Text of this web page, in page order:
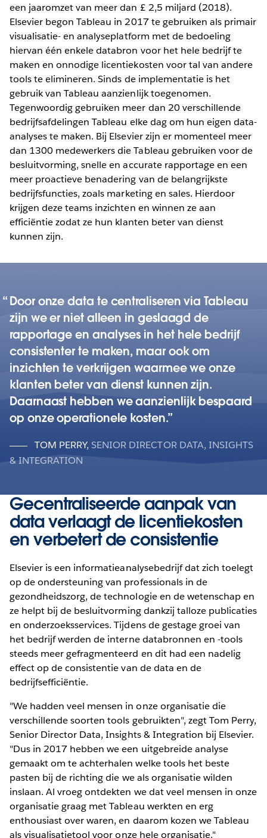
een jaaromzet van meer dan £ 2,5 miljard (2018).
Elsevier begon Tableau in 2017 te gebruiken als primair
visualisatie- en analyseplatform met de bedoeling
hiervan één enkele databron voor het hele bedrijf te
maken en onnodige licentiekosten voor tal van andere
tools te elimineren. Sinds de implementatie is het
gebruik van Tableau aanzienlijk toegenomen.
Tegenwoordig gebruiken meer dan 20 verschillende
bedrijfsafdelingen Tableau elke dag om hun eigen data-
analyses te maken. Bij Elsevier zijn er momenteel meer
dan 1300 medewerkers die Tableau gebruiken voor de
besluitvorming, snelle en accurate rapportage en een
meer proactieve benadering van de belangrijkste
bedrijfsfuncties, zoals marketing en sales. Hierdoor
krijgen deze teams inzichten en winnen ze aan
efficiëntie zodat ze hun klanten beter van dienst
kunnen zijn.
Door onze data te centraliseren via Tableau
zijn we er niet alleen in geslaagd de
rapportage en analyses in het hele bedrijf
consistenter te maken, maar ook om
inzichten te verkrijgen waarmee we onze
klanten beter van dienst kunnen zijn.
Daarnaast hebben we aanzienlijk bespaard
op onze operationele kosten.
TOM PERRY, SENIOR DIRECTOR DATA, INSIGHTS
& INTEGRATION
Gecentraliseerde aanpak van
data verlaagt de licentiekosten
en verbetert de consistentie
Elsevier is een informatieanalysebedrijf dat zich toelegt
op de ondersteuning van professionals in de
gezondheidszorg, de technologie en de wetenschap en
ze helpt bij de besluitvorming dankzij talloze publicaties
en onderzoeksservices. Tijdens de gestage groei van
het bedrijf werden de interne databronnen en -tools
steeds meer gefragmenteerd en dit had een nadelig
effect op de consistentie van de data en de
bedrijfsefficiëntie.
"We hadden veel mensen in onze organisatie die
verschillende soorten tools gebruikten", zegt Tom Perry,
Senior Director Data, Insights & Integration bij Elsevier.
"Dus in 2017 hebben we een uitgebreide analyse
gemaakt om te achterhalen welke tools het beste
pasten bij de richting die we als organisatie wilden
inslaan. Al vroeg ontdekten we dat veel mensen in onze
organisatie graag met Tableau werkten en erg
enthousiast over waren, en daarom kozen we Tableau
als visualisatietool voor onze hele organisatie."